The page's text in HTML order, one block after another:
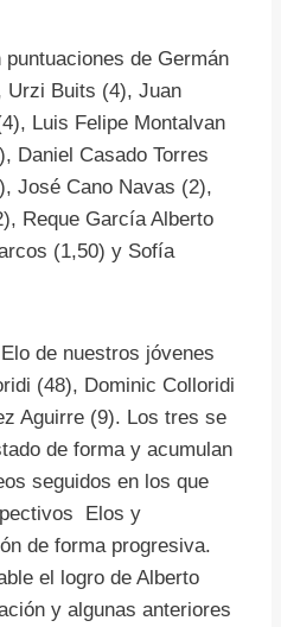
de Germán
Urzi Buits (4), Juan
Luis Felipe Montalvan
Daniel Casado Torres
José Cano Navas (2),
Reque García Alberto
(1,50) y Sofía
de nuestros jóvenes
(48), Dominic Colloridi
Aguirre (9). Los tres se
de forma y acumulan
seguidos en los que
Elos y
de forma progresiva.
el logro de Alberto
y algunas anteriores